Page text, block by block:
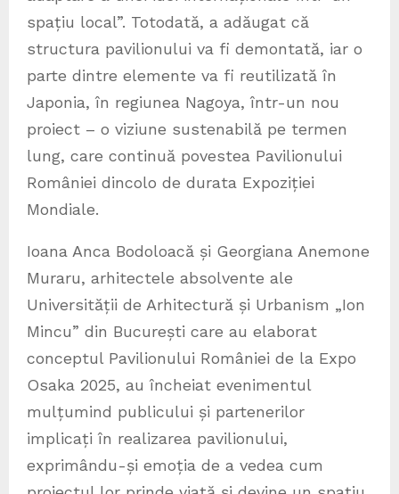
spațiu local”. Totodată, a adăugat că
structura pavilionului va fi demontată, iar o
parte dintre elemente va fi reutilizată în
Japonia, în regiunea Nagoya, într-un nou
proiect – o viziune sustenabilă pe termen
lung, care continuă povestea Pavilionului
României dincolo de durata Expoziției
Mondiale.
Ioana Anca Bodoloacă și Georgiana Anemone
Muraru, arhitectele absolvente ale
Universității de Arhitectură și Urbanism „Ion
Mincu” din București care au elaborat
conceptul Pavilionului României de la Expo
Osaka 2025, au încheiat evenimentul
mulțumind publicului și partenerilor
implicați în realizarea pavilionului,
exprimându-și emoția de a vedea cum